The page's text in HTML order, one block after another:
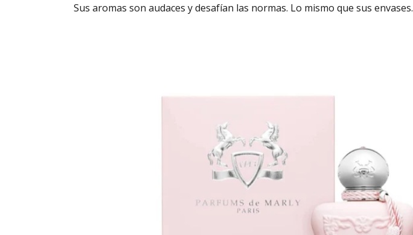
Sus aromas son audaces y desafían las normas. Lo mismo que sus envases.